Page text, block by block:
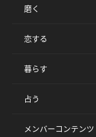
磨く
恋する
暮らす
占う
メンバーコンテンツ